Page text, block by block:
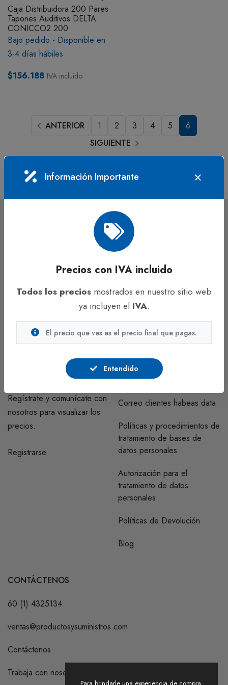
BOTIQUÍN
MI CUENTA
Caja Distribuidora 200 Pares
Tapones Auditivos DELTA
CONICCO2 200
Bajo pedido - Disponible en
3-4 días hábiles
$156.188 IVA incluido
ANTERIOR 1 2 3 4 5
6
SIGUIENTE
Hacemos lo mejor para construir el país ideal, con un grupo
humano capacitado para asumir responsabilidades.
Auto Medellín km. 7 costado occidental, Parque Industrial
Celta Trade Park, Bodega 143 B1.
Regístrate y comunícate con
nosotros para visualizar los
precios.
Registrarse
INFORMACIÓN
Correo clientes habeas data
Políticas y procedimientos de
tratamiento de bases de
datos personales
Autorización para el
tratamiento de datos
personales
Políticas de Devolución
Blog
CONTÁCTENOS
60 (1) 4325134
ventas@productosysuministros.com
Contáctenos
Trabaja con nosotros
Información Importante
Precios con IVA incluido
Todos los precios mostrados en nuestro sitio web
ya incluyen el IVA.
El precio que ves es el precio final que pagas.
Entendido